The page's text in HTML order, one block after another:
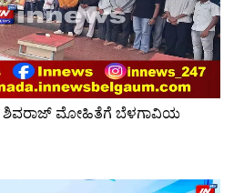
ಶಿವರಾಜ್ ಮೋಹಿತೆಗೆ ಬೆಳಗಾವಿಯ